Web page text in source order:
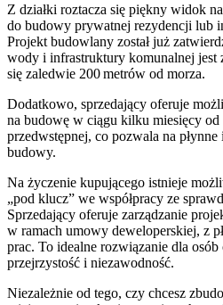
Z działki roztacza się piękny widok
do budowy prywatnej rezydencji lub
Projekt budowlany został już
wody i infrastruktury komunalnej jest
się zaledwie 200 metrów od morza.
Dodatkowo, sprzedający oferuje
na budowę w ciągu kilku miesięcy
przedwstępnej, co pozwala na
budowy.
Na życzenie kupującego istnieje
„pod klucz” we współpracy ze
Sprzedający oferuje zarządzanie
w ramach umowy deweloperskiej, z
prac. To idealne rozwiązanie dla
przejrzystość i niezawodność.
Niezależnie od tego, czy chcesz